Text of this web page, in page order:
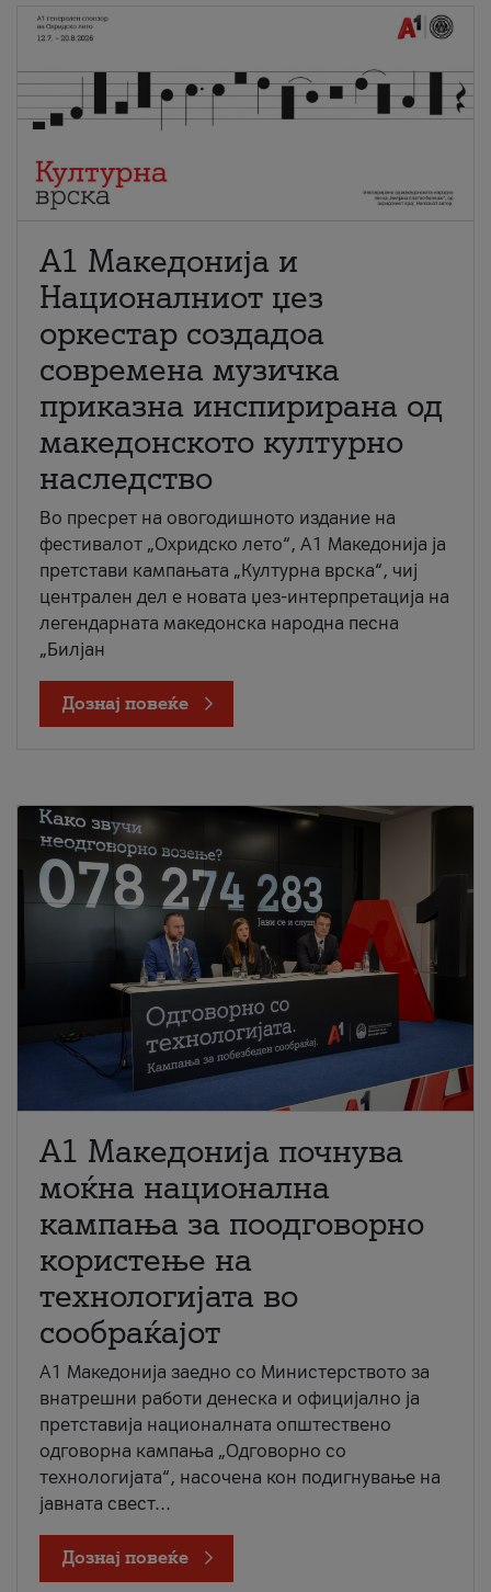
А1 Македонија и
Националниот џез
оркестар создадоа
современа музичка
приказна инспирирана од
македонското културно
наследство
Во пресрет на овогодишното издание на
фестивалот „Охридско лето“, А1 Македонија ја
претстави кампањата „Културна врска“, чиј
централен дел е новата џез-интерпретација на
легендарната македонска народна песна
„Билјан
Дознај повеќе
A1 Македонија почнува
моќна национална
кампања за поодговорно
користење на
технологијата во
сообраќајот
A1 Македонија заедно со Министерството за
внатрешни работи денеска и официјално ја
претставија националната општествено
одговорна кампања „Одговорно со
технологијата“, насочена кон подигнување на
јавната свест...
Дознај повеќе